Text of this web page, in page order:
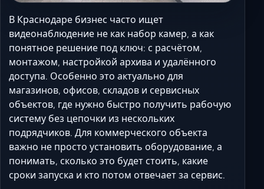
Севастополь
Симферополь
Сочи
Таганрог
Черкесск
Шахты
В Краснодаре бизнес часто ищет
видеонаблюдение не как набор камер, а как
понятное решение под ключ: с расчётом,
монтажом, настройкой архива и удалённого
доступа. Особенно это актуально для
магазинов, офисов, складов и сервисных
объектов, где нужно быстро получить рабочую
систему без цепочки из нескольких
подрядчиков. Для коммерческого объекта
важно не просто установить оборудование, а
понимать, сколько это будет стоить, какие
сроки запуска и кто потом отвечает за сервис.